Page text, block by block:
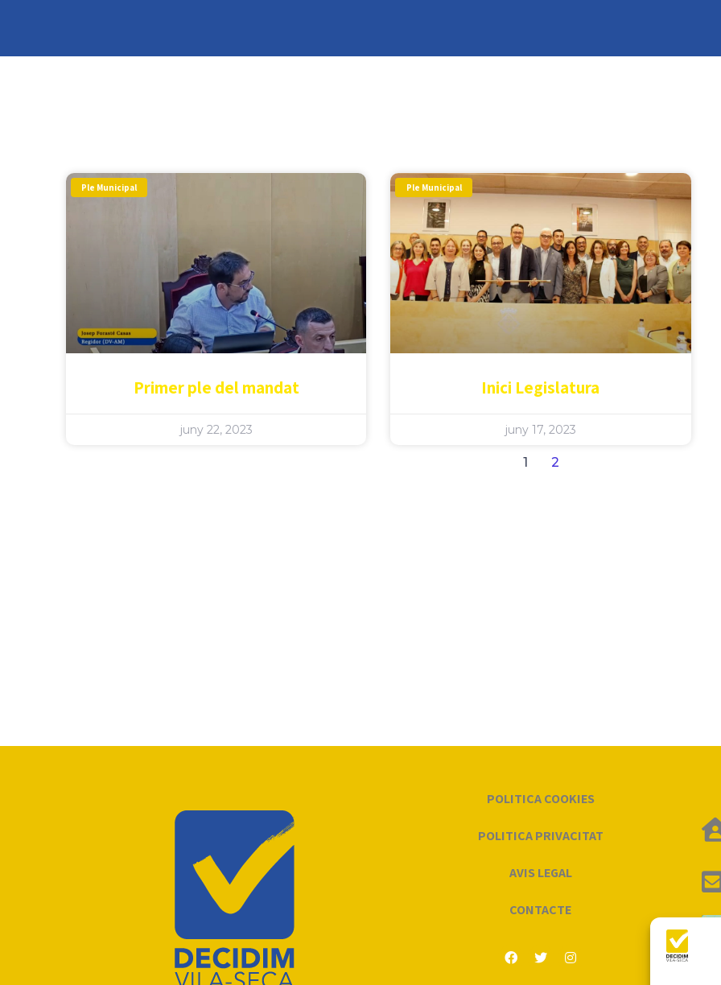
Ple Municipal
Primer ple del mandat
juny 22, 2023
Ple Municipal
Inici Legislatura
juny 17, 2023
1 2
POLITICA COOKIES
POLITICA PRIVACITAT
AVIS LEGAL
CONTACTE